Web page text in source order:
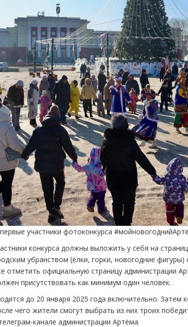
участники фотоконкурса
конкурса должны выложить у себя на
убранством (ёлки, горки, новогодние
отметить официальную страницу администрации
присутствовать как минимум один человек.
до 20 января 2025 года включительно. Затем
чего жители смогут выбрать из них троих
канале администрации Артёма.